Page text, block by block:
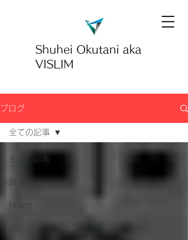
Shuhei Okutani aka
VISLIM
ブログ
全ての記事
映像制作
Notch
全ての記事